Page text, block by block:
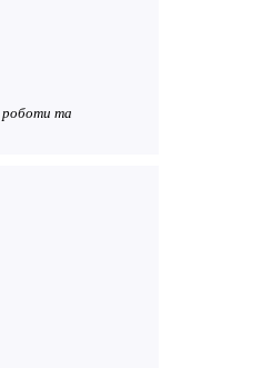
роботи та